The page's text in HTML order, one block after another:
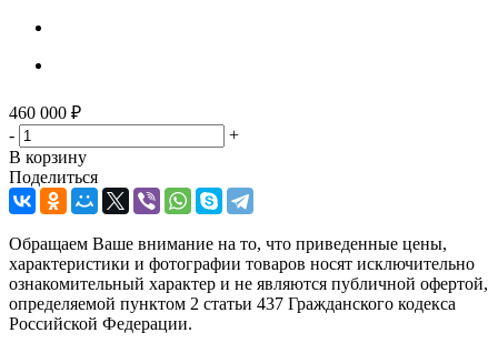
460 000 ₽
-
+
В корзину
Поделиться
Обращаем Ваше внимание на то, что приведенные цены,
характеристики и фотографии товаров носят исключительно
ознакомительный характер и не являются публичной офертой,
определяемой пунктом 2 статьи 437 Гражданского кодекса
Российской Федерации.